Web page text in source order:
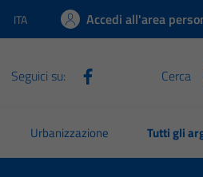
Lingua attiva:
ITA Accedi all'area
Seguici su: Cerca
Urbanizzazione Tutti gli